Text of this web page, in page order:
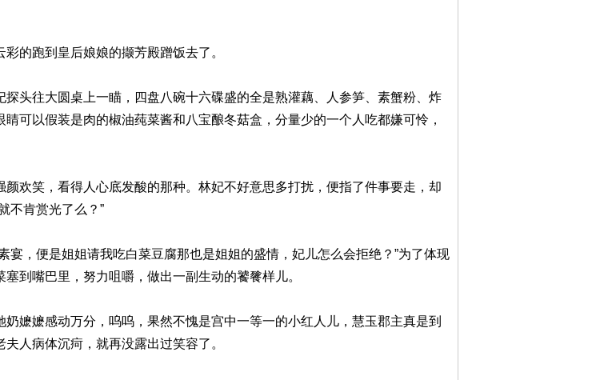
的跑到皇后娘娘的撷芳殿蹭饭去了。
头往大圆桌上一瞄，四盘八碗十六碟盛的全是熟灌藕、人参笋、素蟹粉、炸
可以假装是肉的椒油莼菜酱和八宝酿冬菇盒，分量少的一个人吃都嫌可怜，
欢笑，看得人心底发酸的那种。林妃不好意思多打扰，便指了件事要走，却
不肯赏光了么？”
宴，便是姐姐请我吃白菜豆腐那也是姐姐的盛情，妃儿怎么会拒绝？”为了体现
到嘴巴里，努力咀嚼，做出一副生动的饕餮样儿。
嬷嬷感动万分，呜呜，果然不愧是宫中一等一的小红人儿，慧玉郡主真是到
人病体沉疴，就再没露出过笑容了。